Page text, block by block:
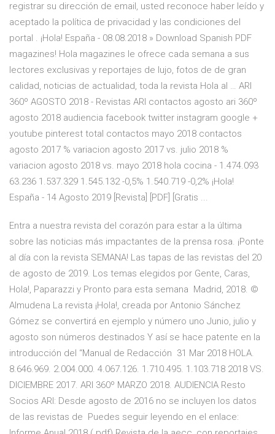
registrar su dirección de email, usted reconoce haber leído y
aceptado la política de privacidad y las condiciones del
portal . ¡Hola! España - 08.08.2018 » Download Spanish PDF
magazines! Hola magazines le ofrece cada semana a sus
lectores exclusivas y reportajes de lujo, fotos de de gran
calidad, noticias de actualidad, toda la revista Hola al … ARI
360º AGOSTO 2018 - Revistas ARI contactos agosto ari 360º
agosto 2018 audiencia facebook twitter instagram google +
youtube pinterest total contactos mayo 2018 contactos
agosto 2017 % variacion agosto 2017 vs. julio 2018 %
variacion agosto 2018 vs. mayo 2018 hola cocina - 1.474.093
63.236 1.537.329 1.545.132 -0,5% 1.540.719 -0,2% ¡Hola!
España - 14 Agosto 2019 [Revista] [PDF] [Gratis ...
Entra a nuestra revista del corazón para estar a la última
sobre las noticias más impactantes de la prensa rosa. ¡Ponte
al día con la revista SEMANA! Las tapas de las revistas del 20
de agosto de 2019. Los temas elegidos por Gente, Caras,
Hola!, Paparazzi y Pronto para esta semana Madrid, 2018. ©
Almudena La revista ¡Hola!, creada por Antonio Sánchez
Gómez se convertirá en ejemplo y número uno Junio, julio y
agosto son números destinados Y así se hace patente en la
introducción del “Manual de Redacción 31 Mar 2018 HOLA.
8.646.969. 2.004.000. 4.067.126. 1.710.495. 1.103.718 2018 VS.
DICIEMBRE 2017. ARI 360º MARZO 2018. AUDIENCIA Resto
Socios ARI: Desde agosto de 2016 no se incluyen los datos
de las revistas de Puedes seguir leyendo en el enlace: